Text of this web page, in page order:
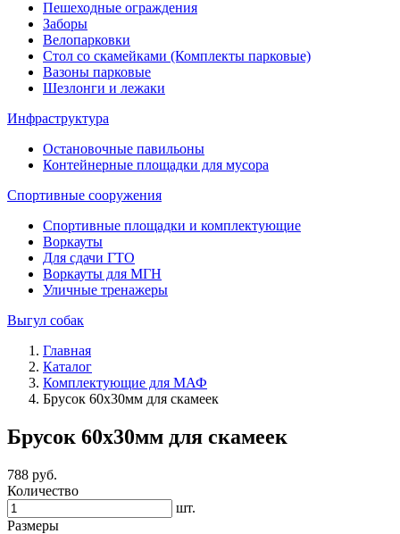
Пешеходные ограждения
Заборы
Велопарковки
Стол со скамейками (Комплекты парковые)
Вазоны парковые
Шезлонги и лежаки
Инфраструктура
Остановочные павильоны
Контейнерные площадки для мусора
Спортивные сооружения
Спортивные площадки и комплектующие
Воркауты
Для сдачи ГТО
Воркауты для МГН
Уличные тренажеры
Выгул собак
Главная
Каталог
Комплектующие для МАФ
Брусок 60х30мм для скамеек
Брусок 60х30мм для скамеек
788 руб.
Количество
шт.
Размеры